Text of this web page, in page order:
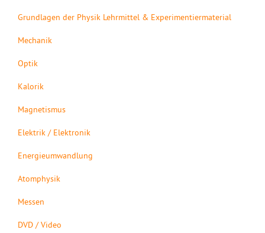
Grundlagen der Physik Lehrmittel & Experimentiermaterial
Mechanik
Optik
Kalorik
Magnetismus
Elektrik / Elektronik
Energieumwandlung
Atomphysik
Messen
DVD / Video